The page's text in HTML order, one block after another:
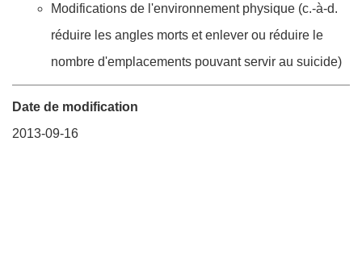
Modifications de l'environnement physique (c.-à-d.
réduire les angles morts et enlever ou réduire le
nombre d'emplacements pouvant servir au suicide)
Date de modification
2013-09-16